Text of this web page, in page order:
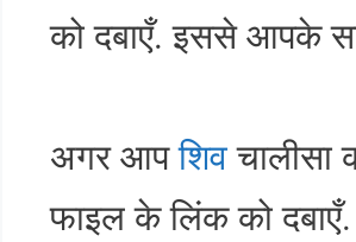
को दबाएँ. इससे आपके
अगर आपशिवचालीसा
फाइल के लिंक को